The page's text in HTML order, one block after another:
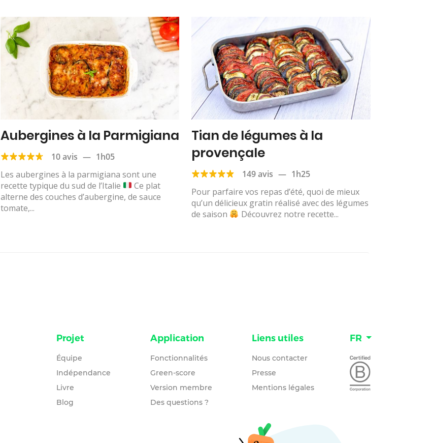
Aubergines à la Parmigiana
10 avis — 1h05
Les aubergines à la parmigiana sont une
recette typique du sud de l’Italie
Ce plat
alterne des couches d’aubergine, de sauce
tomate,...
Tian de légumes à la
provençale
149 avis — 1h25
Pour parfaire vos repas d’été, quoi de mieux
qu’un délicieux gratin réalisé avec des légumes
de saison
Découvrez notre recette...
Projet
Équipe
Indépendance
Livre
Blog
Application
Fonctionnalités
Green-score
Version membre
Des questions ?
Liens utiles
Nous contacter
Presse
Mentions légales
FR